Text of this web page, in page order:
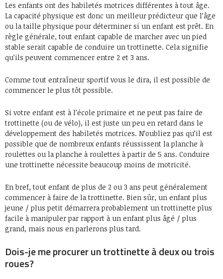
Les enfants ont des habiletés motrices différentes à tout âge.
La capacité physique est donc un meilleur prédicteur que l’âge
ou la taille physique pour déterminer si un enfant est prêt. En
règle générale, tout enfant capable de marcher avec un pied
stable serait capable de conduire un trottinette. Cela signifie
qu’ils peuvent commencer entre 2 et 3 ans.
Comme tout entraîneur sportif vous le dira, il est possible de
commencer le plus tôt possible.
Si votre enfant est à l’école primaire et ne peut pas faire de
trottinette (ou de vélo), il est juste un peu en retard dans le
développement des habiletés motrices. N’oubliez pas qu’il est
possible que de nombreux enfants réussissent la planche à
roulettes ou la planche à roulettes à partir de 5 ans. Conduire
une trottinette nécessite beaucoup moins de motricité.
En bref, tout enfant de plus de 2 ou 3 ans peut généralement
commencer à faire de la trottinette. Bien sûr, un enfant plus
jeune / plus petit démarrera probablement un trottinette plus
facile à manipuler par rapport à un enfant plus âgé / plus
grand, mais nous en parlerons plus tard.
Dois-je me procurer un trottinette à deux ou trois
roues?